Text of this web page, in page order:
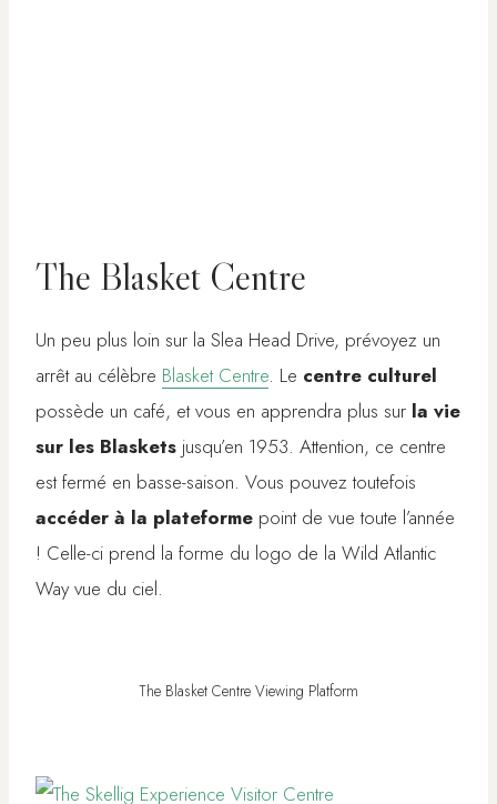
The Blasket Centre
Un peu plus loin sur la Slea Head Drive, prévoyez un
arrêt au célèbre Blasket Centre. Le centre culturel
possède un café, et vous en apprendra plus sur la vie
sur les Blaskets jusqu’en 1953. Attention, ce centre
est fermé en basse-saison. Vous pouvez toutefois
accéder à la plateforme point de vue toute l’année
! Celle-ci prend la forme du logo de la Wild Atlantic
Way vue du ciel.
The Blasket Centre Viewing Platform